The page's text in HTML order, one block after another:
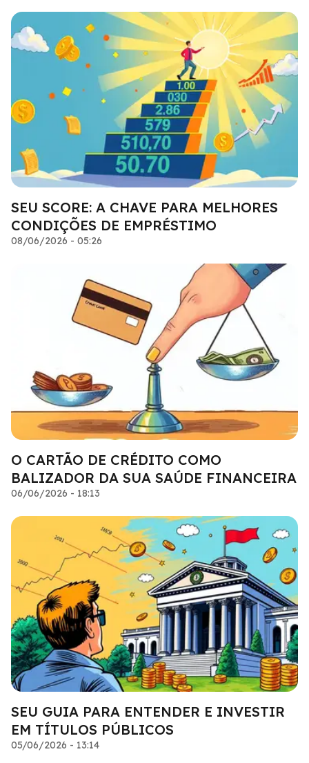
SEU SCORE: A CHAVE PARA MELHORES
CONDIÇÕES DE EMPRÉSTIMO
08/06/2026 - 05:26
O CARTÃO DE CRÉDITO COMO
BALIZADOR DA SUA SAÚDE FINANCEIRA
06/06/2026 - 18:13
SEU GUIA PARA ENTENDER E INVESTIR
EM TÍTULOS PÚBLICOS
05/06/2026 - 13:14